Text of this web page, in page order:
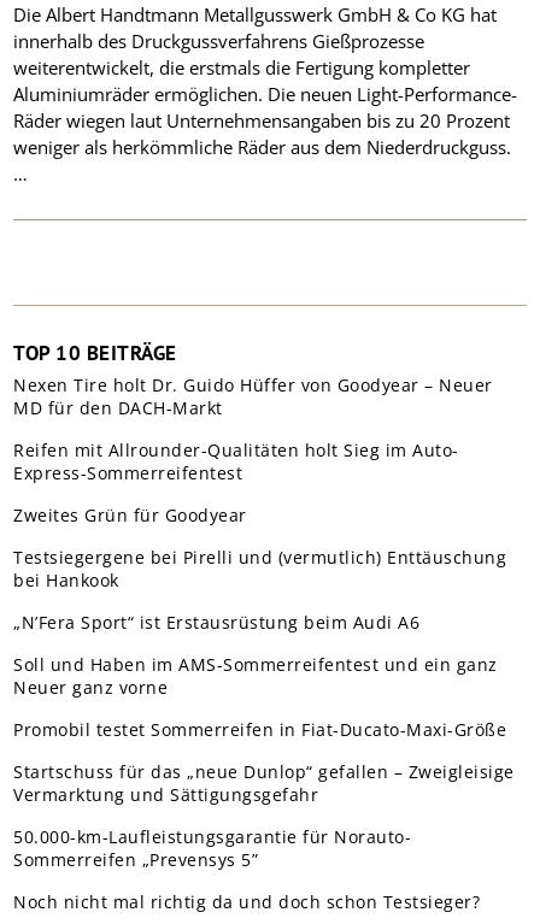
Die Albert Handtmann Metallgusswerk GmbH & Co KG hat
innerhalb des Druckgussverfahrens Gießprozesse
weiterentwickelt, die erstmals die Fertigung kompletter
Aluminiumräder ermöglichen. Die neuen Light-Performance-
Räder wiegen laut Unternehmensangaben bis zu 20 Prozent
weniger als herkömmliche Räder aus dem Niederdruckguss.
…
TOP 10 BEITRÄGE
Nexen Tire holt Dr. Guido Hüffer von Goodyear – Neuer
MD für den DACH-Markt
Reifen mit Allrounder-Qualitäten holt Sieg im Auto-
Express-Sommerreifentest
Zweites Grün für Goodyear
Testsiegergene bei Pirelli und (vermutlich) Enttäuschung
bei Hankook
„N’Fera Sport“ ist Erstausrüstung beim Audi A6
Soll und Haben im AMS-Sommerreifentest und ein ganz
Neuer ganz vorne
Promobil testet Sommerreifen in Fiat-Ducato-Maxi-Größe
Startschuss für das „neue Dunlop“ gefallen – Zweigleisige
Vermarktung und Sättigungsgefahr
50.000-km-Laufleistungsgarantie für Norauto-
Sommerreifen „Prevensys 5”
Noch nicht mal richtig da und doch schon Testsieger?